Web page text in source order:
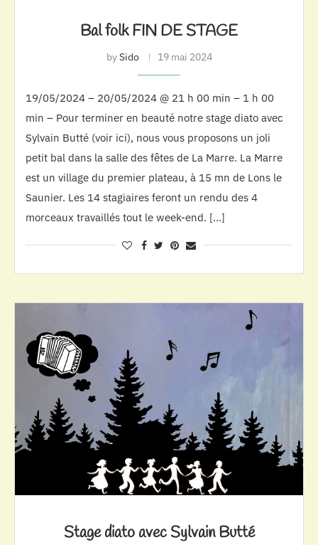
Bal folk FIN DE STAGE
bySido 19 mai 2024
19/05/2024 – 20/05/2024 @ 21 h 00 min – 1 h 00
min – Pour terminer en beauté notre stage diato avec
Sylvain Butté (voir ici), nous vous proposons un joli
petit bal dans la salle des fêtes de La Marre. La Marre
est un village du premier plateau, à 15 mn de Lons le
Saunier. Les 14 stagiaires feront un rendu des 4
morceaux travaillés tout le week-end. […]
Stage diato avec Sylvain Butté